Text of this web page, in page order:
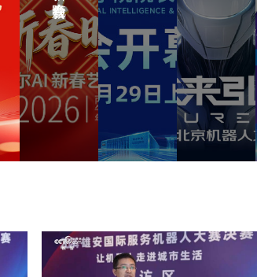
馬
上
開“新”AI
新
春
晚
國
人
工
智
慧
會
京
機
器
人
文
化
節